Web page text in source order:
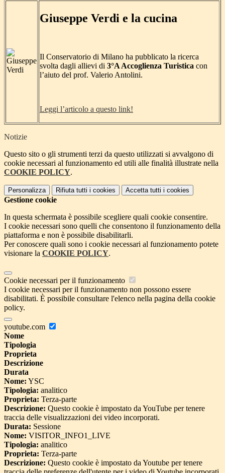
Giuseppe Verdi e la cucina
Il Conservatorio di Milano ha pubblicato la ricerca
svolta dagli allievi di 3°A Accoglienza Turistica con
l’aiuto del prof. Valerio Antolini.
Leggi l’articolo a questo link!
Notizie
Questo sito o gli strumenti terzi da questo utilizzati si avvalgono di
cookie necessari al funzionamento ed utili alle finalità illustrate nella
COOKIE POLICY.
Personalizza Rifiuta tutti i cookies Accetta tutti i cookies
Gestione cookie
In questa schermata è possibile scegliere quali cookie consentire.
I cookie necessari sono quelli che consentono il funzionamento della
piattaforma e non è possibile disabilitarli.
Per conoscere quali sono i cookie necessari al funzionamento potete
visionare la COOKIE POLICY.
Cookie necessari per il funzionamento
I cookie necessari per il funzionamento non possono essere
disabilitati. È possibile consultare l'elenco nella pagina della cookie
policy.
youtube.com
Nome
Tipologia
Proprieta
Descrizione
Durata
Nome: YSC
Tipologia: analitico
Proprieta: Terza-parte
Descrizione: Questo cookie è impostato da YouTube per tenere
traccia delle visualizzazioni dei video incorporati.
Durata: Sessione
Nome: VISITOR_INFO1_LIVE
Tipologia: analitico
Proprieta: Terza-parte
Descrizione: Questo cookie è impostato da Youtube per tenere